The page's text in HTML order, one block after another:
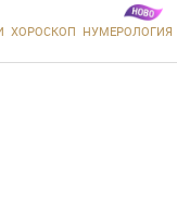
ХОРОСКОП НУМЕРОЛОГИЯ